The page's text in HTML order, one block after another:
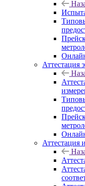
Аттестация
Аттестация